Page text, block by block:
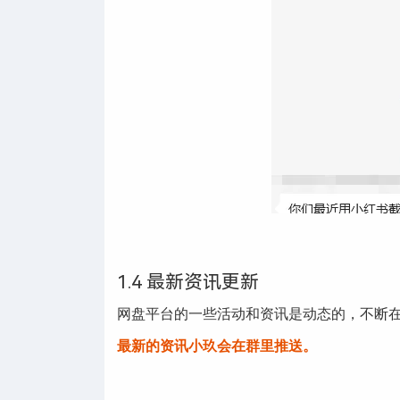
1.4 最新资讯更新
网盘平台的一些活动和资讯是动态的，不断
最新的资讯小玖会在群里推送。